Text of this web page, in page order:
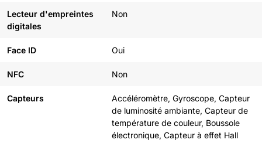
Lecteur d'empreintes
digitales
Non
Face ID Oui
NFC Non
Capteurs
Accéléromètre, Gyroscope, Capteur
de luminosité ambiante, Capteur de
température de couleur, Boussole
électronique, Capteur à effet Hall